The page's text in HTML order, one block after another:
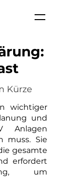
Kürze
wichtiger
und
Anlagen
muss. Sie
gesamte
erfordert
um